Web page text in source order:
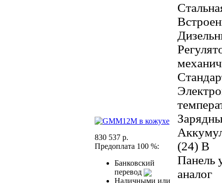
830 537 р.
Предоплата 100 %:
Банковский
перевод
Наличными или
(24) В
Панель
аналог